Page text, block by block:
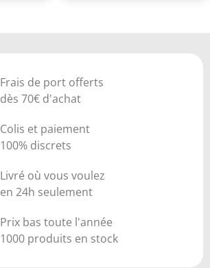
Frais de port offerts
dès 70€ d'achat
Colis et paiement
100% discrets
Livré où vous voulez
en 24h seulement
Prix bas toute l'année
1000 produits en stock